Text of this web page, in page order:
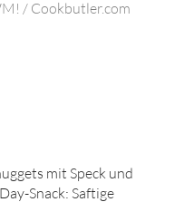
/ Cookbutler.com
mit Speck und
Snack: Saftige